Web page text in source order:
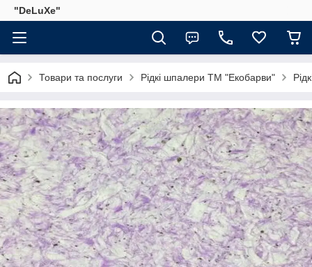
"DeLuХe"
Товари та послуги Рідкі шпалери ТМ "Екобарви"